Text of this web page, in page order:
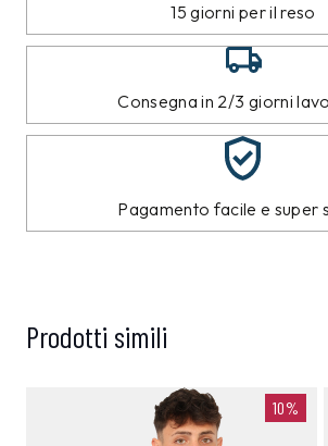
15 giorni per il reso
Consegna in 2/3 giorni
Pagamento facile e super
Prodotti simili
10%